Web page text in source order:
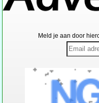
Meld je aan door